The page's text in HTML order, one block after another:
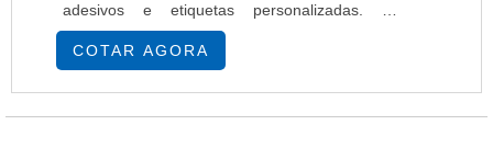
adesivos e etiquetas personalizadas. No
segmento desde 1994, a empresa produz as
melhores e mais resistentes etiquetas adesivos
com impressão, seguindo todos os padrões IS0
– 9001/2008, proporcionando a seus clientes, o
COTAR AGORA